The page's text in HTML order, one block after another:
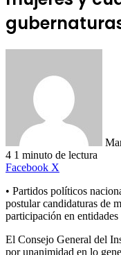
4 1 minuto de lectura
Facebook X
• Partidos políticos
postular candidaturas de
participación en
El Consejo General del
por unanimidad en lo